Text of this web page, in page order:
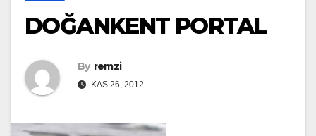
DOĞANKENT PORTAL
By remzi
KAS 26, 2012